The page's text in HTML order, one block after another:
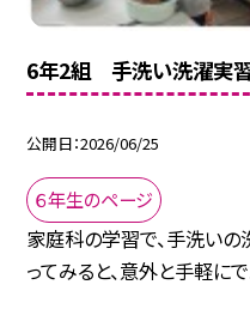
6年2組 手洗い洗濯実
公開日 2026/06/25
６年生のページ
家庭科の学習で、手洗い
ってみると、意外と手軽に